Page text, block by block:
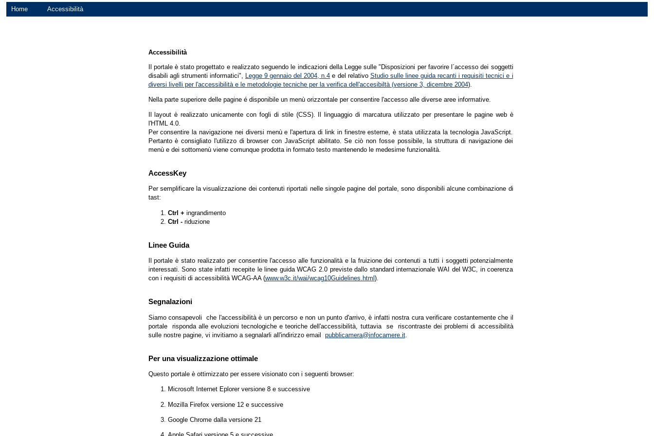
Home Accessibilità
Accessibilità
Il portale è stato progettato e realizzato seguendo le indicazioni della Legge sulle "Disposizioni per favorire l´accesso dei soggetti
disabili agli strumenti informatici", Legge 9 gennaio del 2004, n.4 e del relativo Studio sulle linee guida recanti i requisiti tecnici e i
diversi livelli per l'accessibilità e le metodologie tecniche per la verifica dell'accesibiltà (versione 3, dicembre 2004).
Nella parte superiore delle pagine é disponibile un menù orizzontale per consentire l'accesso alle diverse aree informative.
Il layout è realizzato unicamente con fogli di stile (CSS). Il linguaggio di marcatura utilizzato per presentare le pagine web è
l'HTML 4.0.
Per consentire la navigazione nei diversi menù e l'apertura di link in finestre esterne, è stata utilizzata la tecnologia JavaScript.
Pertanto è consigliato l'utilizzo di browser con JavaScript abilitato. Se ciò non fosse possibile, la struttura di navigazione dei
menù e dei sottomenù viene comunque prodotta in formato testo mantenendo le medesime funzionalità.
AccessKey
Per semplificare la visualizzazione dei contenuti riportati nelle singole pagine del portale, sono disponibili alcune combinazione di
tast:
Ctrl + ingrandimento
Ctrl -riduzione
Linee Guida
Il portale è stato realizzato per consentire l'accesso alle funzionalità e la fruizione dei contenuti a tutti i soggetti potenzialmente
interessati. Sono state infatti recepite le linee guida WCAG 2.0 previste dallo standard internazionale WAI del W3C, in coerenza
con i requisiti di accessibilità WCAG-AA (www.w3c.it/wai/wcag10Guidelines.html ).
Segnalazioni
Siamo consapevoli che l'accessibilità è un percorso e non un punto d'arrivo, è infatti nostra cura verificare costantemente che il
portale risponda alle evoluzioni tecnologiche e teoriche dell'accessibilità, tuttavia se riscontraste dei problemi di accessibilità
sulle nostre pagine, vi invitiamo a segnalarli all'indirizzo email pubblicamera@infocamere.it.
Per una visualizzazione ottimale
Questo portale è ottimizzato per essere visionato con i seguenti browser:
Microsoft Internet Eplorer versione 8 e successive
Mozilla Firefox versione 12 e successive
Google Chrome dalla versione 21